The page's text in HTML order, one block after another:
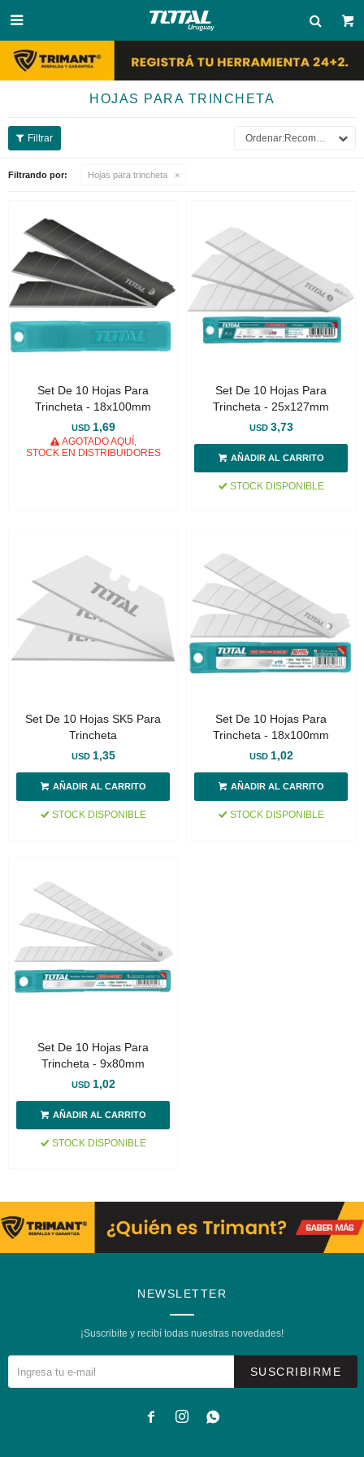

HOJAS PARA TRINCHETA
Recomendados
Filtrando por: Hojas para trincheta
Set De 10 Hojas Para
Trincheta - 18x100mm
USD 1,69
AGOTADO AQUÍ,
STOCK EN DISTRIBUIDORES
Set De 10 Hojas Para
Trincheta - 25x127mm
USD 3,73
STOCK DISPONIBLE
Set De 10 Hojas SK5 Para
Trincheta
USD 1,35
STOCK DISPONIBLE
Set De 10 Hojas Para
Trincheta - 18x100mm
USD 1,02
STOCK DISPONIBLE
Set De 10 Hojas Para
Trincheta - 9x80mm
USD 1,02
STOCK DISPONIBLE
NEWSLETTER
¡Suscribite y recibí todas nuestras novedades!
SUSCRIBIRME
  